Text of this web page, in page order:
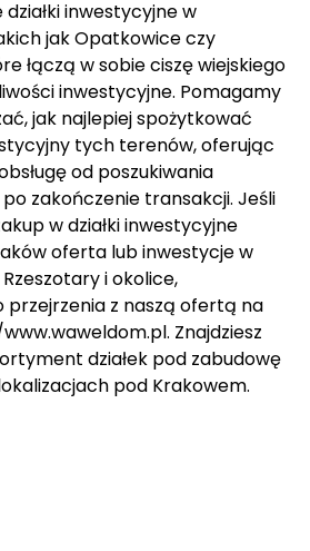
inwestycyjne w
jak Opatkowice czy
łączą w sobie ciszę wiejskiego
inwestycyjne. Pomagamy
jak najlepiej spożytkować
tych terenów, oferując
od poszukiwania
zakończenie transakcji. Jeśli
w działki inwestycyjne
oferta lub inwestycje w
i okolice,
przejrzenia z naszą ofertą na
Znajdziesz
działek pod zabudowę
pod Krakowem.